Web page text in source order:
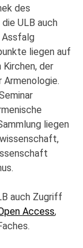
des
ULB auch
Assfalg
liegen auf
der
Armenologie.
liegen
auch Zugriff
Access,